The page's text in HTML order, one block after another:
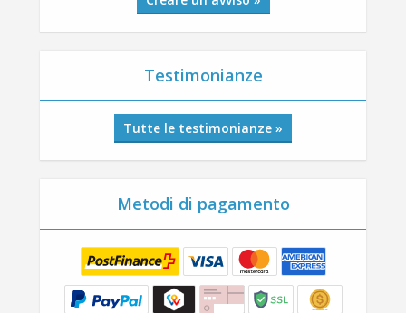
Testimonianze
Tutte le testimonianze »
Metodi di pagamento